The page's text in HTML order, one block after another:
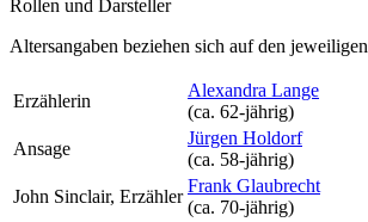
Rollen und Darsteller
Altersangaben beziehen sich auf den jeweiligen
Erzählerin
Alexandra Lange
(ca. 62‑jährig)
Ansage
Jürgen Holdorf
(ca. 58‑jährig)
John Sinclair, Erzähler
Frank Glaubrecht
(ca. 70‑jährig)